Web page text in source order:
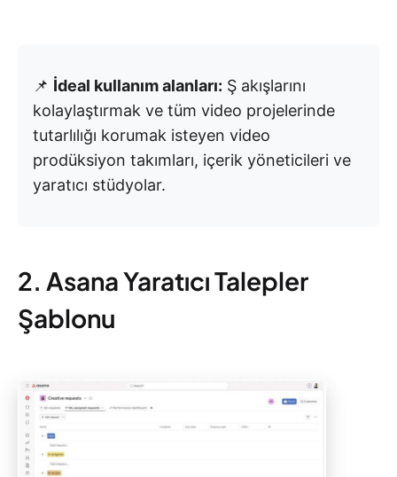
📌 İdeal kullanım alanları: Ş akışlarını
kolaylaştırmak ve tüm video projelerinde
tutarlılığı korumak isteyen video
prodüksiyon takımları, içerik yöneticileri ve
yaratıcı stüdyolar.
2. Asana Yaratıcı Talepler
Şablonu